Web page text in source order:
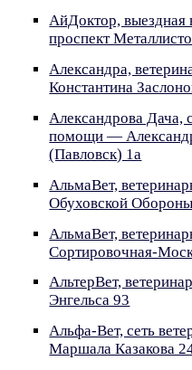
АйДоктор,
проспект
Александра,
Константина
Александрова Дача,
помощи —
(Павловск) 1а
АльмаВет,
Обуховской
АльмаВет,
Сортировочная-
АльтерВет,
Энгельса 93
Альфа-Вет, сеть
Маршала Казакова